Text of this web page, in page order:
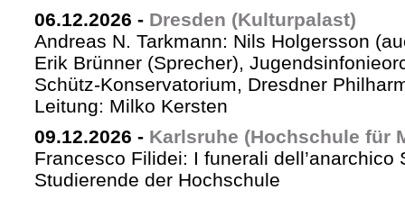
06.12.2026 - Dresden (Kulturpalast)
Andreas N. Tarkmann: Nils Holgersson
Erik Brünner (Sprecher),
Schütz-Konservatorium, Dresdner
Leitung: Milko Kersten
09.12.2026 - Karlsruhe (Hochschule für
Francesco Filidei: I funerali dell’anarchico
Studierende der Hochschule